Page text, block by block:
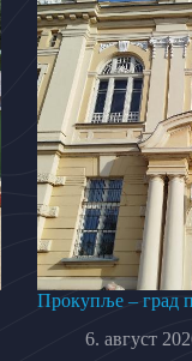
Прокупље – град
6. август